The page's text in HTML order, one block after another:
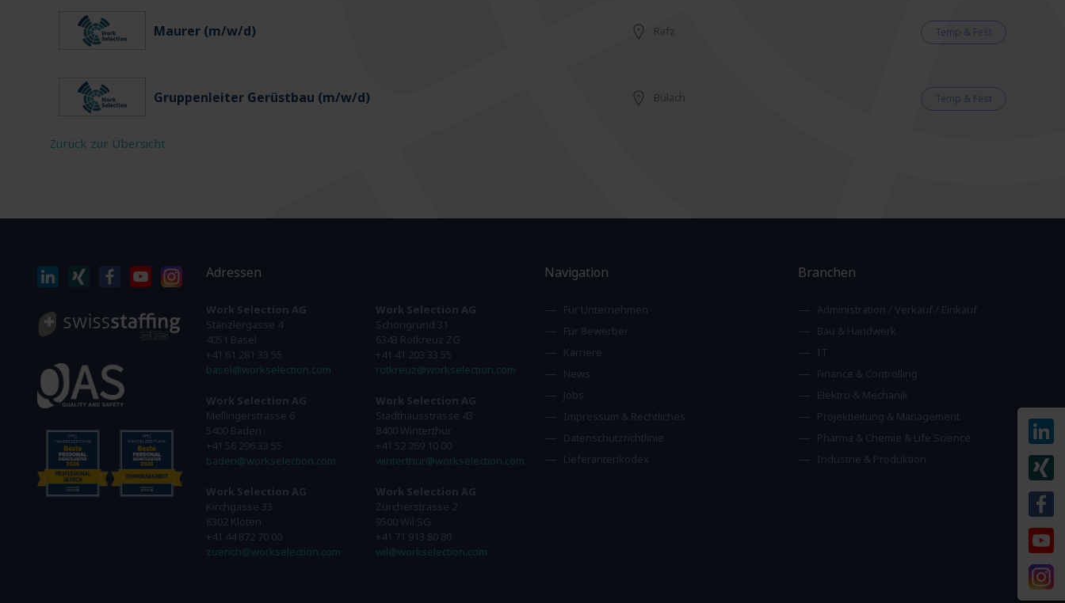
Maurer (m/w/d) Rafz Temp & Fest
Gruppenleiter Gerüstbau (m/w/d) Bülach Temp & Fest
Zurück zur Übersicht
Adressen
Work Selection AG
Stänzlergasse 4
4051 Basel
+41 61 281 33 55
basel@workselection.com
Work Selection AG
Mellingerstrasse 6
5400 Baden
+41 56 296 33 55
baden@workselection.com
Work Selection AG
Kirchgasse 33
8302 Kloten
+41 44 872 70 00
zuerich@workselection.com
Work Selection AG
Schöngrund 31
6343 Rotkreuz ZG
+41 41 203 33 55
rotkreuz@workselection.com
Work Selection AG
Stadthausstrasse 43
8400 Winterthur
+41 52 269 10 00
winterthur@workselection.com
Work Selection AG
Zürcherstrasse 2
9500 Wil SG
+41 71 913 80 80
wil@workselection.com
Navigation
Für Unternehmen
Für Bewerber
Karriere
News
Jobs
Impressum & Rechtliches
Datenschutzrichtlinie
Lieferantenkodex
Branchen
Administration / Verkauf / Einkauf
Bau & Handwerk
IT
Finance & Controlling
Elektro & Mechanik
Projektleitung & Management
Pharma & Chemie & Life Science
Industrie & Produktion